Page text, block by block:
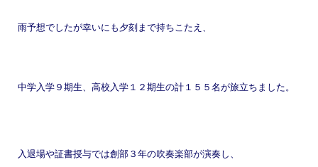
雨予想でしたが幸いにも夕刻まで持ちこたえ、
中学入学９期生、 高校入学１２期生の計１５５名が旅立ちました。
入退場や証書授与では創部３年の吹奏楽部が演奏し、